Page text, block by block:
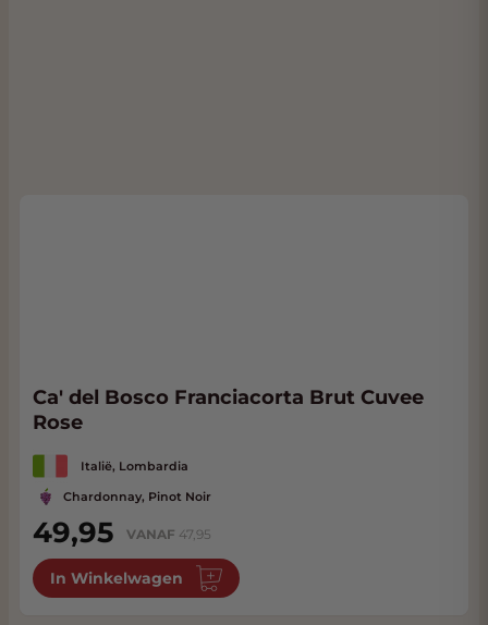
Ca' del Bosco Franciacorta Brut Cuvee
Rose
Italië, Lombardia
Chardonnay, Pinot Noir
49,95 VANAF 47,95
In Winkelwagen